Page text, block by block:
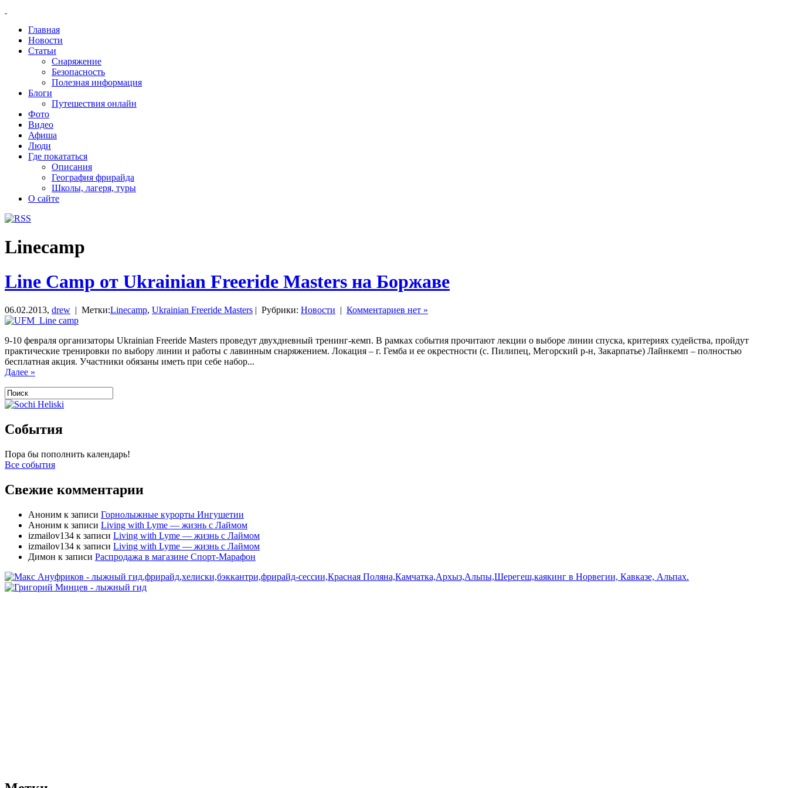
Главная
Новости
Статьи
Снаряжение
Безопасность
Полезная информация
Блоги
Путешествия онлайн
Фото
Видео
Афиша
Люди
Где покататься
Описания
География фрирайда
Школы, лагеря, туры
О сайте
Linecamp
Line Camp от Ukrainian Freeride Masters на Боржаве
06.02.2013, drew | Метки:Linecamp, Ukrainian Freeride Masters | Рубрики: Новости | Комментариев нет »
9-10 февраля организаторы Ukrainian Freeride Masters проведут двухдневный тренинг-кемп. В рамках события прочитают лекции о выборе линии спуска, критериях судейства, пройдут
практические тренировки по выбору линии и работы с лавинным снаряжением. Локация – г. Гемба и ее окрестности (с. Пилипец, Мегорский р-н, Закарпатье) Лайнкемп – полностью
бесплатная акция. Участники обязаны иметь при себе набор...
Далее »
События
Пора бы пополнить календарь!
Все события
Свежие комментарии
Аноним к записи Горнолыжные курорты Ингушетии
Аноним к записи Living with Lyme — жизнь с Лаймом
izmailov134 к записи Living with Lyme — жизнь с Лаймом
izmailov134 к записи Living with Lyme — жизнь с Лаймом
Димон к записи Распродажа в магазине Спорт-Марафон